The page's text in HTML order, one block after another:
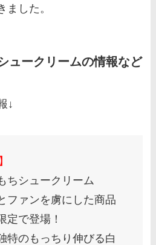
ました。
ュークリームの情報など
↓
ちシュークリーム
ファンを虜にした商品
定で登場！
特のもっちり伸びる白